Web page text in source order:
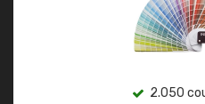
2.050